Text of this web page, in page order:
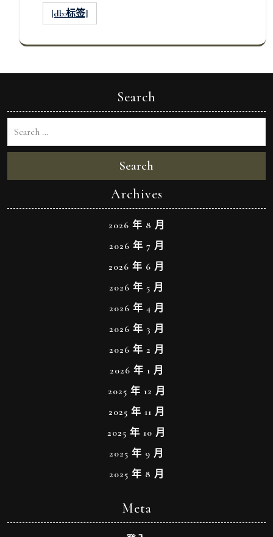
[db:标签]
Search
Search
Archives
2026 年 8 月
2026 年 7 月
2026 年 6 月
2026 年 5 月
2026 年 4 月
2026 年 3 月
2026 年 2 月
2026 年 1 月
2025 年 12 月
2025 年 11 月
2025 年 10 月
2025 年 9 月
2025 年 8 月
Meta